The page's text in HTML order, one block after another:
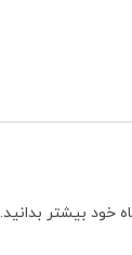
خود بیشتر بدانید.